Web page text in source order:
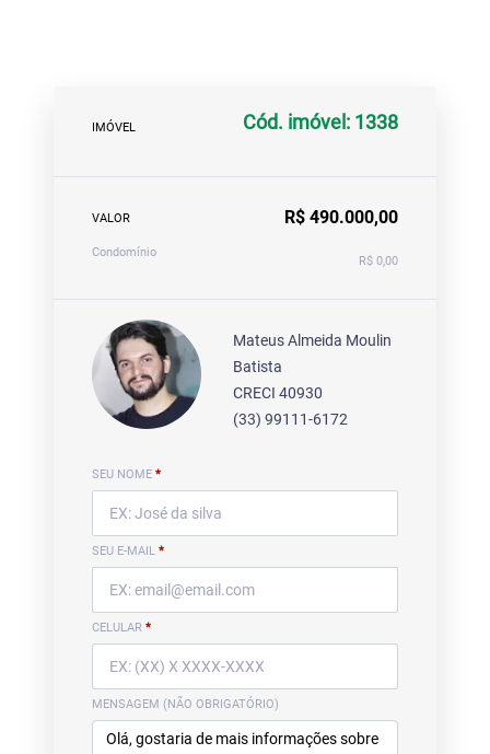
IMÓVEL Cód. imóvel: 1338
VALOR R$ 490.000,00
Condomínio
R$ 0,00
Mateus Almeida Moulin
Batista
CRECI 40930
(33) 99111-6172
SEU NOME *
SEU E-MAIL *
CELULAR *
MENSAGEM (NÃO OBRIGATÓRIO)